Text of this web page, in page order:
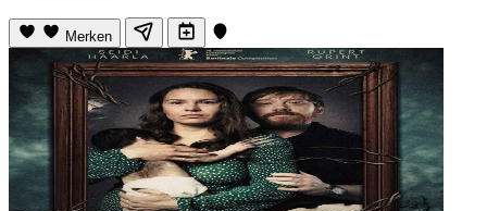
Merken